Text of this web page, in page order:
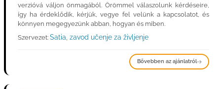
verzióvá váljon önmagából. Örömmel válaszolunk kérdéseire,
így ha érdeklődik, kérjük, vegye fel velünk a kapcsolatot, és
könnyen megegyezünk abban, hogyan és miben.
Szervezet: Satia, zavod učenje za življenje
Bővebben az ajánlatról